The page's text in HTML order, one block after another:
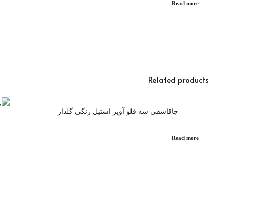
Read more
Related products
جاقاشقی سه قلو آویز استیل رنگی گلدار
Read more